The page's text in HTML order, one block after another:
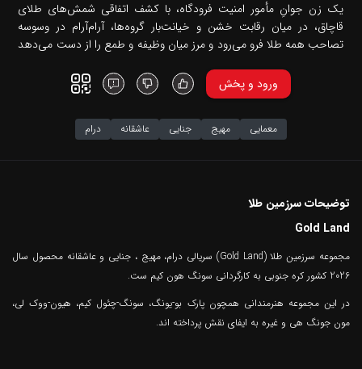
یک زن جوانِ مأمور امنیت فرودگاه، با کشف اتفاقی شمش‌های طلای
قاچاق، در میان رقابت خشن و خیانت‌بار گروه‌ها، آرام‌آرام در وسوسه
تصاحب همه طلا فرو می‌رود و مرز میان وظیفه و طمع را از دست می‌دهد
ورود و پخش
معمایی مهیج جنایی عاشقانه درام
توضیحات سرزمین طلا
Gold Land
مجموعه سرزمین طلا (Gold Land) سریالی درام، مهیج ، جنایی و عاشقانه محصول سال
2026 کشور کره جنوبی به کارگردانی سونگ هون کیم ست.
در این مجموعه هنرمندانی همچون پارک بو-یونگ، سونگ-چئول کیم، هیون-ووک لی،
مون جونگ هی و غیره به ایفای نقش پرداخته اند.